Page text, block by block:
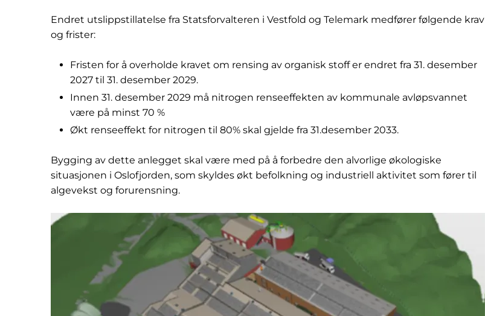
Endret utslippstillatelse fra Statsforvalteren i Vestfold og Telemark medfører følgende krav
og frister:
Fristen for å overholde kravet om rensing av organisk stoff er endret fra 31. desember
2027 til 31. desember 2029.
Innen 31. desember 2029 må nitrogen renseeffekten av kommunale avløpsvannet
være på minst 70 %
Økt renseeffekt for nitrogen til 80% skal gjelde fra 31.desember 2033.
Bygging av dette anlegget skal være med på å forbedre den alvorlige økologiske
situasjonen i Oslofjorden, som skyldes økt befolkning og industriell aktivitet som fører til
algevekst og forurensning.